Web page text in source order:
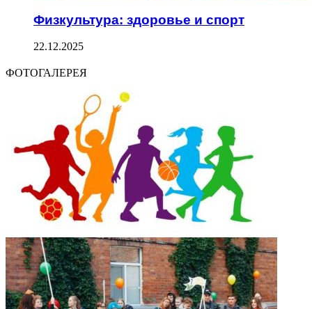
Физкультура: здоровье и спорт
22.12.2025
ФОТОГАЛЕРЕЯ